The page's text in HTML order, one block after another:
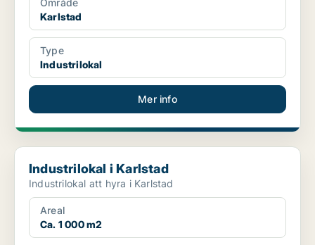
Område
Karlstad
Type
Industrilokal
Mer info
Industrilokal i Karlstad
Industrilokal i Karlstad
Industrilokal att hyra i Karlstad
Areal
Ca. 1 000 m2